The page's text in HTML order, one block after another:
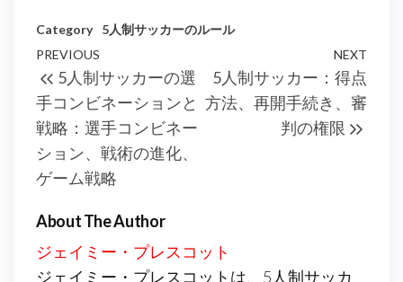
Category 5人制サッカーのルール
Post
navigation
Previous
Post
PREVIOUS
5人制サッカーの選
手コンビネーションと
戦略：選手コンビネー
ション、戦術の進化、
ゲーム戦略
NEXT
5人制サッカー：得点
方法、再開手続き、審
判の権限
About The Author
ジェイミー・プレスコット
ジェイミー・プレスコットは、5人制サッカ